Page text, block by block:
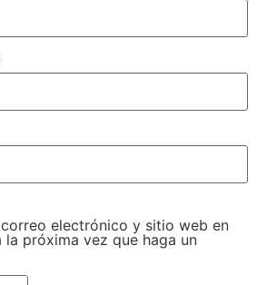
electrónico y sitio web en
próxima vez que haga un